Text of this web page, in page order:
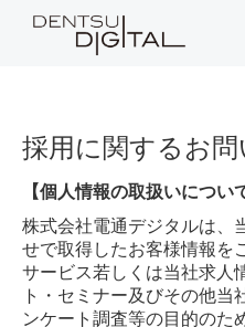
採用に関するお
【個人情報の取扱いについ
株式会社電通デジタルは、
せで取得したお客様情報を
サービス若しくは当社求人
ト・セミナー及びその他
ンケート調査等の目的のた